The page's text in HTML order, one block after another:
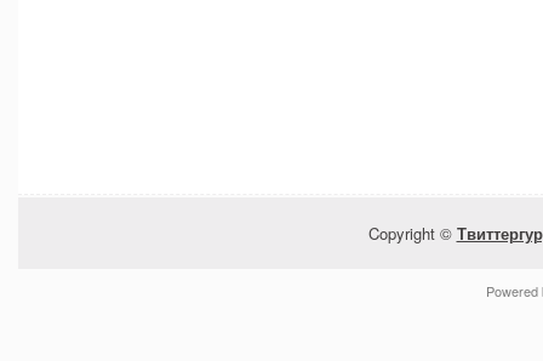
Copyright ©